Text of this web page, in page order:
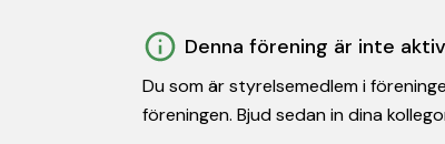
Denna förening är inte
Du som är styrelsemedlem i
föreningen. Bjud sedan in dina